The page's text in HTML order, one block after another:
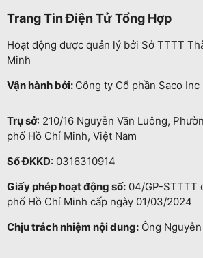
Trang Tin Điện Tử Tổng Hợp
Hoạt động được quản lý bởi Sở TTTT
Minh
Vận hành bởi: Công ty Cổ phần Saco Inc
Trụ sở: 210/16 Nguyễn Văn Luông,
phố Hồ Chí Minh, Việt Nam
Số ĐKKD: 0316310914
Giấy phép hoạt động số: 04/GP-STTTT
phố Hồ Chí Minh cấp ngày 01/03/2024
Chịu trách nhiệm nội dung: Ông